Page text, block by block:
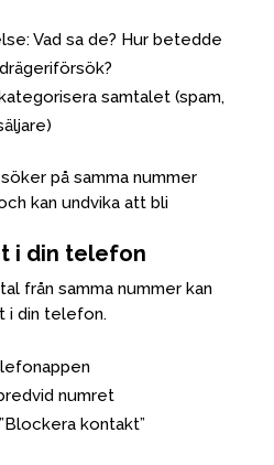
Vad sa de? Hur betedde
samtalet (spam,
på samma nummer
kan undvika att bli
i din telefon
från samma nummer kan
i din telefon.
numret
kontakt”